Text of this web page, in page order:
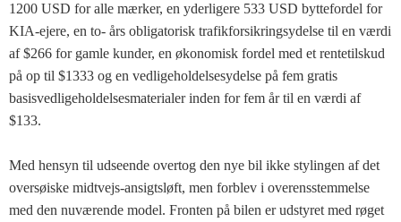
1200 USD for alle mærker, en yderligere 533 USD byttefordel for
KIA-ejere, en to- års obligatorisk trafikforsikringsydelse til en værdi
af $266 for gamle kunder, en økonomisk fordel med et rentetilskud
på op til $1333 og en vedligeholdelsesydelse på fem gratis
basisvedligeholdelsesmaterialer inden for fem år til en værdi af
$133.
Med hensyn til udseende overtog den nye bil ikke stylingen af ​​det
oversøiske midtvejs-ansigtsløft, men forblev i overensstemmelse
med den nuværende model. Fronten på bilen er udstyret med røget